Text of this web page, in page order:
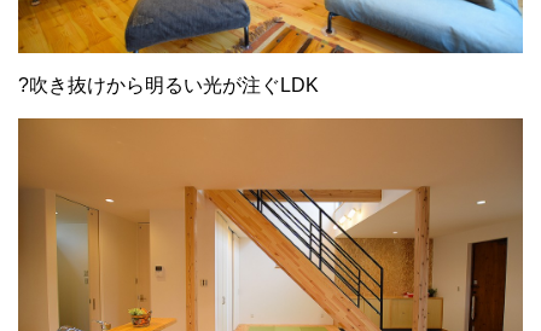
?吹き抜けから明るい光が注ぐLDK